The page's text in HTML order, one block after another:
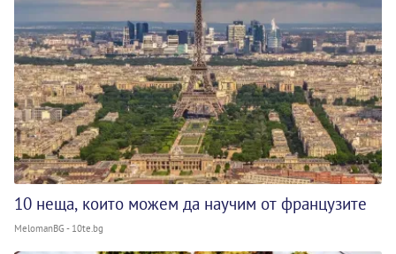
10 неща, които можем да научим от французите
MelomanBG - 10te.bg